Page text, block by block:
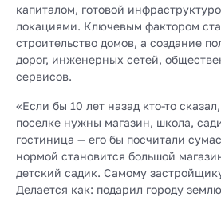
капиталом, готовой
локациями. Ключевым фактором
строительство домов, а создание
дорог, инженерных сетей,
сервисов.
«Если бы 10 лет назад кто-то
поселке нужны магазин, школа,
гостиница — его бы посчитали
нормой становится большой
детский садик. Самому
Делается как: подарил городу